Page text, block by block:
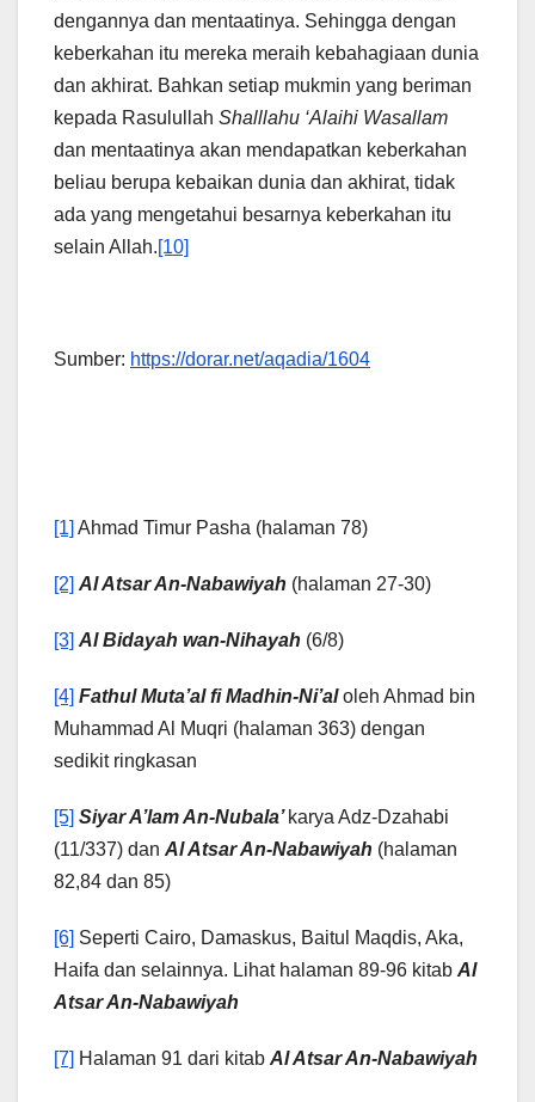
dengannya dan mentaatinya. Sehingga dengan
keberkahan itu mereka meraih kebahagiaan dunia
dan akhirat. Bahkan setiap mukmin yang beriman
kepada Rasulullah Shalllahu ‘Alaihi Wasallam
dan mentaatinya akan mendapatkan keberkahan
beliau berupa kebaikan dunia dan akhirat, tidak
ada yang mengetahui besarnya keberkahan itu
selain Allah.[10]
Sumber: https://dorar.net/aqadia/1604
[1] Ahmad Timur Pasha (halaman 78)
[2] Al Atsar An-Nabawiyah (halaman 27-30)
[3] Al Bidayah wan-Nihayah (6/8)
[4] Fathul Muta’al fi Madhin-Ni’aloleh Ahmad bin
Muhammad Al Muqri (halaman 363) dengan
sedikit ringkasan
[5] Siyar A’lam An-Nubala’ karya Adz-Dzahabi
(11/337) dan Al Atsar An-Nabawiyah (halaman
82,84 dan 85)
[6] Seperti Cairo, Damaskus, Baitul Maqdis, Aka,
Haifa dan selainnya. Lihat halaman 89-96 kitab Al
Atsar An-Nabawiyah
[7] Halaman 91 dari kitab Al Atsar An-Nabawiyah